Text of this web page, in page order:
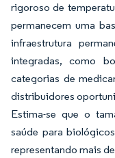
rigoroso de
permanecem uma
infraestrutura
integradas, como
categorias de
distribuidores
Estima-se que o
saúde para
representando mais